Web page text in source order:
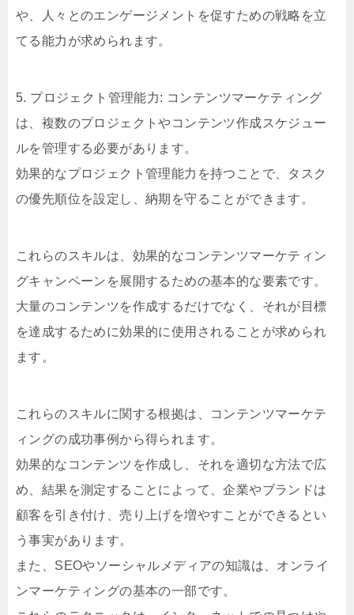
や、人々とのエンゲージメントを促すための戦略を立
てる能力が求められます。
5. プロジェクト管理能力: コンテンツマーケティング
は、複数のプロジェクトやコンテンツ作成スケジュー
ルを管理する必要があります。
効果的なプロジェクト管理能力を持つことで、タスク
の優先順位を設定し、納期を守ることができます。
これらのスキルは、効果的なコンテンツマーケティン
グキャンペーンを展開するための基本的な要素です。
大量のコンテンツを作成するだけでなく、それが目標
を達成するために効果的に使用されることが求められ
ます。
これらのスキルに関する根拠は、コンテンツマーケテ
ィングの成功事例から得られます。
効果的なコンテンツを作成し、それを適切な方法で広
め、結果を測定することによって、企業やブランドは
顧客を引き付け、売り上げを増やすことができるとい
う事実があります。
また、SEOやソーシャルメディアの知識は、オンライ
ンマーケティングの基本の一部です。